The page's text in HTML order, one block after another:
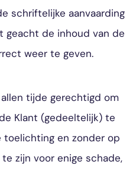
schriftelijke aanvaarding
geacht de inhoud van de
weer te geven.
tijde gerechtigd om
Klant (gedeeltelijk) te
toelichting en zonder op
zijn voor enige schade,